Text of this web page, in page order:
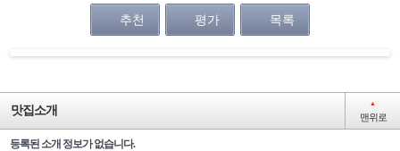
추천 평가 목록
맛집소개 ▲
맨위로
등록된 소개 정보가 없습니다.